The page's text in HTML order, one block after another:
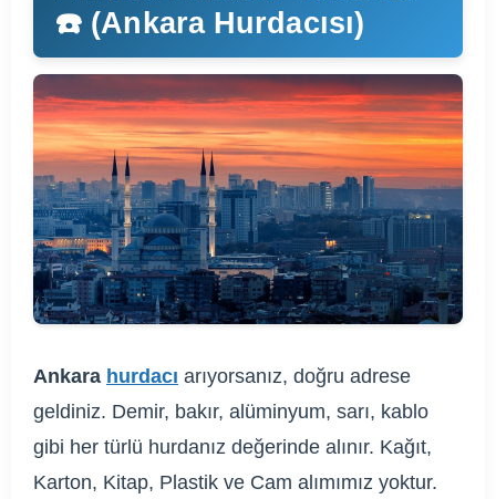
☎️ (Ankara Hurdacısı)
Ankara hurdacı arıyorsanız, doğru adrese
geldiniz. Demir, bakır, alüminyum, sarı, kablo
gibi her türlü hurdanız değerinde alınır. Kağıt,
Karton, Kitap, Plastik ve Cam alımımız yoktur.